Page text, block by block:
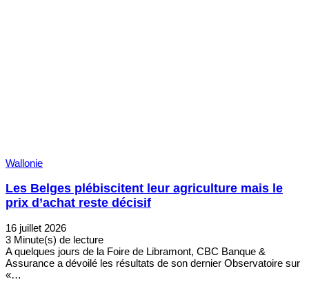
Wallonie
Les Belges plébiscitent leur agriculture mais le
prix d’achat reste décisif
16 juillet 2026
3 Minute(s) de lecture
A quelques jours de la Foire de Libramont, CBC Banque &
Assurance a dévoilé les résultats de son dernier Observatoire sur
«…